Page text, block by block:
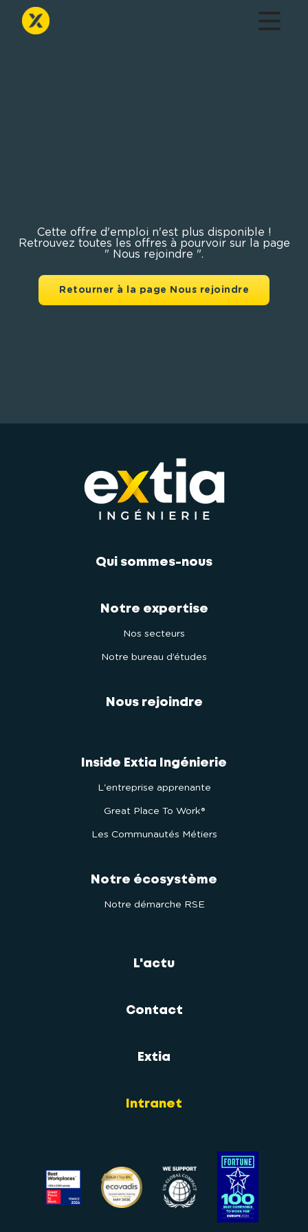
Cette offre d'emploi n'est plus disponible !
Retrouvez toutes les offres à pourvoir sur la page
" Nous rejoindre ".
Retourner à la page Nous rejoindre
Qui sommes-nous
Notre expertise
Nos secteurs
Notre bureau d’études
Nous rejoindre
Inside Extia Ingénierie
L'entreprise apprenante
Great Place To Work®
Les Communautés Métiers
Notre écosystème
Notre démarche RSE
L'actu
Contact
Extia
Intranet